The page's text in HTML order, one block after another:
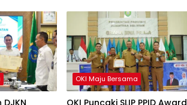
OKI Maju Bersama